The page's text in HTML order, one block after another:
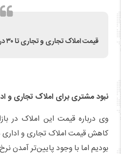
قیمت املاک تجاری و تجاری تا ۳۰ درصد کاهش یافت
نبود مشتری برای املاک تجاری و
بودیم اما با وجود پایین‌تر آمدن